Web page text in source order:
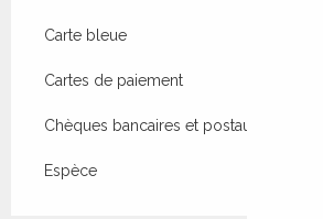
Carte bleue
Cartes de paiement
Chèques bancaires et postaux
Espèce